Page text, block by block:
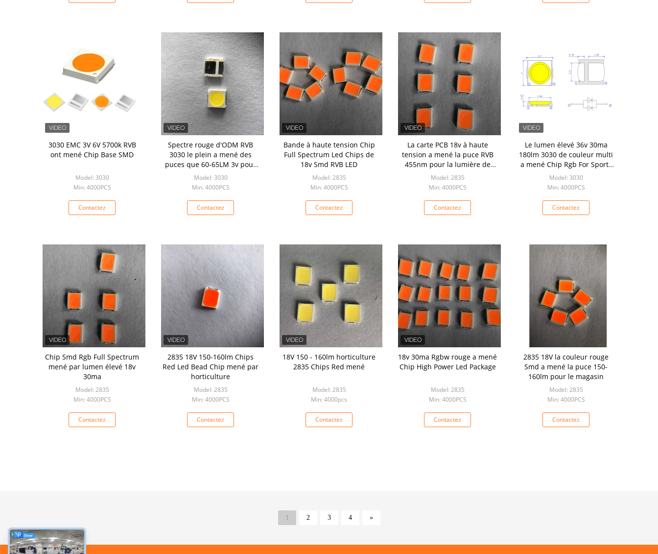
3030 EMC 3V 6V 5700k RVB
ont mené Chip Base SMD
Model: 3030
Min: 4000PCS
Contactez
Spectre rouge d'ODM RVB
3030 le plein a mené des
puces que 60-65LM 3v pour
se développent légers
Model: 3030
Min: 4000PCS
Contactez
Bande à haute tension Chip
Full Spectrum Led Chips de
18v Smd RVB LED
Model: 2835
Min: 4000PCS
Contactez
La carte PCB 18v à haute
tension a mené la puce RVB
455nm pour la lumière de
signe
Model: 2835
Min: 4000PCS
Contactez
Le lumen élevé 36v 30ma
180lm 3030 de couleur multi
a mené Chip Rgb For Sports
Lamp
Model: 3030
Min: 4000PCS
Contactez
Chip Smd Rgb Full Spectrum
mené par lumen élevé 18v
30ma
Model: 2835
Min: 4000PCS
Contactez
2835 18V 150-160lm Chips
Red Led Bead Chip mené par
horticulture
Model: 2835
Min: 4000PCS
Contactez
18V 150 - 160lm horticulture
2835 Chips Red mené
Model: 2835
Min: 4000pcs
Contactez
18v 30ma Rgbw rouge a mené
Chip High Power Led Package
Model: 2835
Min: 4000PCS
Contactez
2835 18V la couleur rouge
Smd a mené la puce 150-
160lm pour le magasin
Model: 2835
Min: 4000PCS
Contactez
1 2 3 4 »